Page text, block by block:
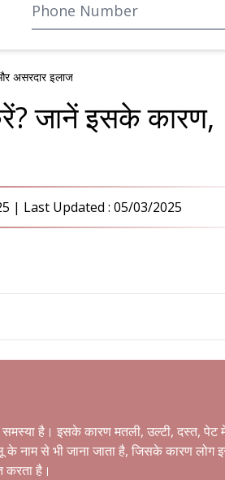
असरदार इलाज
जानें इसके कारण,
| Last Updated : 05/03/2025
समस्या है। इसके कारण मतली, उल्टी, दस्त, पेट
नाम से भी जाना जाता है, जिसके कारण लोग
करता है।